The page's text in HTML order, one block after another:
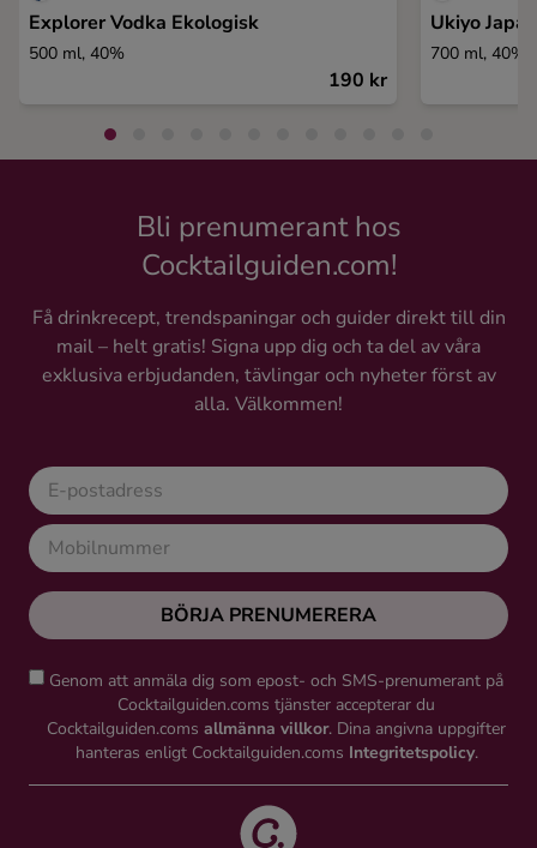
Explorer Vodka Ekologisk
500 ml, 40%
190 kr
Ukiyo
700 ml, 40%
Bli prenumerant hos
Cocktailguiden.com!
Få drinkrecept, trendspaningar och guider direkt till din
mail – helt gratis! Signa upp dig och ta del av våra
exklusiva erbjudanden, tävlingar och nyheter först av
alla. Välkommen!
BÖRJA PRENUMERERA
Genom att anmäla dig som epost- och SMS-prenumerant på
Cocktailguiden.coms tjänster accepterar du
Cocktailguiden.coms allmänna villkor. Dina angivna uppgifter
hanteras enligt Cocktailguiden.coms Integritetspolicy.